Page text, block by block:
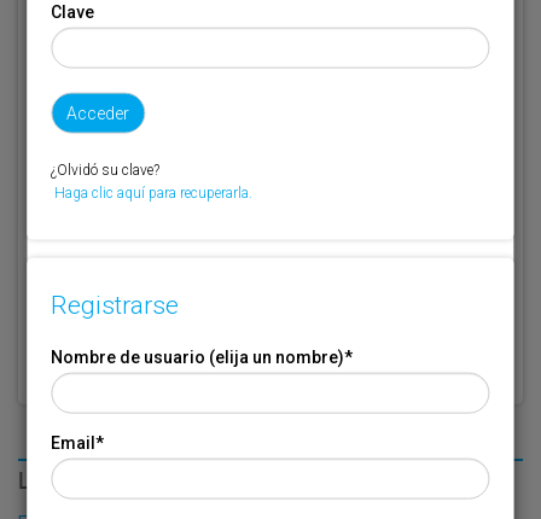
Código de suscriptor(1) (2)
Si no recuerda o no tiene a mano su código de suscriptor llame al
teléfono 944 400 000 y se lo recordaremos.
* Campo obligatorio
LO MÁS LEÍDO
Clave
¿Olvidó su clave?
Haga clic aquí para recuperarla.
Registrarse
Nombre de usuario (elija un nombre)*
Email*